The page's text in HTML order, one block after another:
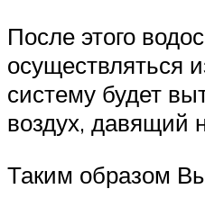
После этого
осуществляться
систему будет
воздух, давящий
Таким образом